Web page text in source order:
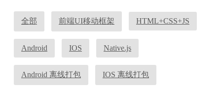
全部 前端UI移动框架 HTML+CSS+JS
Android IOS Native.js
Android 离线打包 IOS 离线打包